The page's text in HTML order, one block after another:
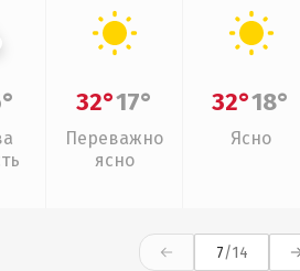
32°17°
Переважно
ясно
32°18°
Ясно
7/14